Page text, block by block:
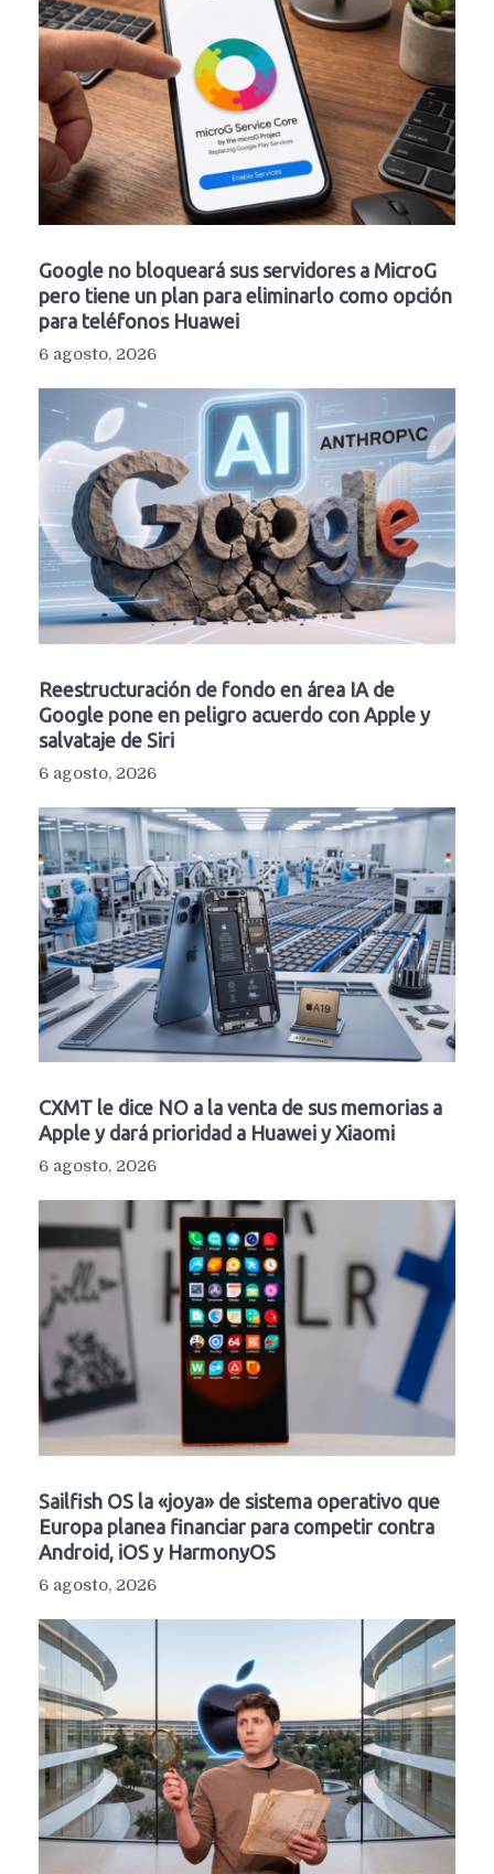
Google no bloqueará sus servidores a MicroG
pero tiene un plan para eliminarlo como opción
para teléfonos Huawei
6 agosto, 2026
Reestructuración de fondo en área IA de
Google pone en peligro acuerdo con Apple y
salvataje de Siri
6 agosto, 2026
CXMT le dice NO a la venta de sus memorias a
Apple y dará prioridad a Huawei y Xiaomi
6 agosto, 2026
Sailfish OS la «joya» de sistema operativo que
Europa planea financiar para competir contra
Android, iOS y HarmonyOS
6 agosto, 2026